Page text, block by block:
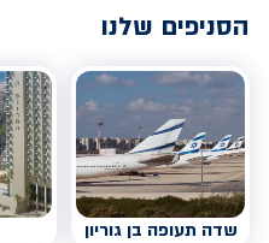
הסניפים שלנו
שדה תעופה בן גוריון